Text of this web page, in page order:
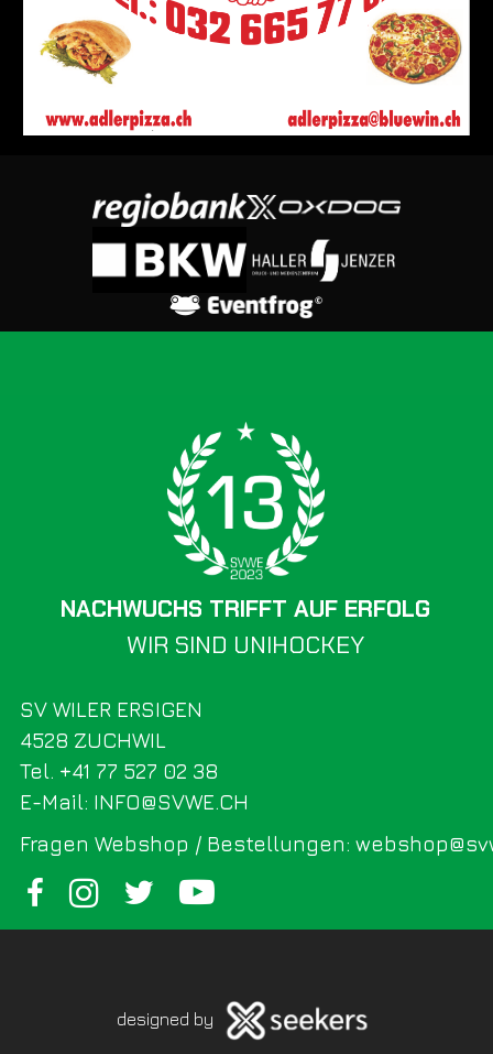
SV WILER ERSIGEN
Fragen Webshop / Bestellungen:
4528 ZUCHWIL
Tel. +41 77 527 02 38
E-Mail: INFO@SVWE.CH
WIR SIND UNIHOCKEY
NACHWUCHS TRIFFT AUF ERFOLG
designed by